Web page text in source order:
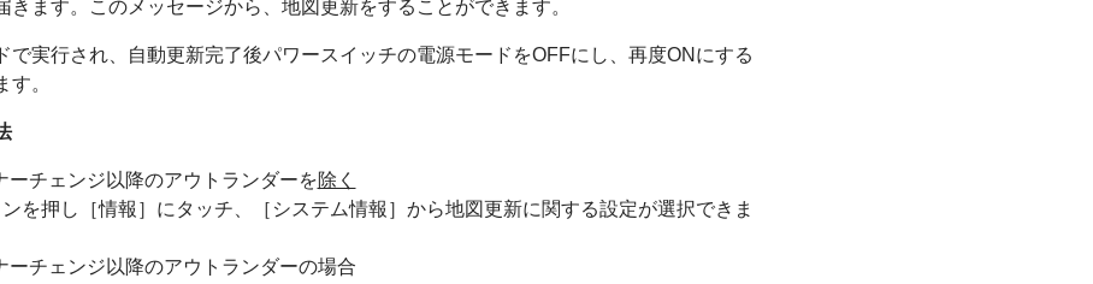
きます。このメッセージから、地図更新をすることができます。
で実行され、自動更新完了後パワースイッチの電源モードをOFFにし、再度ONにする
。
ーチェンジ以降のアウトランダーを除く
を押し［情報］にタッチ、［システム情報］から地図更新に関する設定が選択できま
ーチェンジ以降のアウトランダーの場合